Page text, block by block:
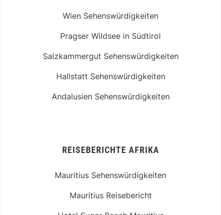
Wien Sehenswürdigkeiten
Pragser Wildsee in Südtirol
Salzkammergut Sehenswürdigkeiten
Hallstatt Sehenswürdigkeiten
Andalusien Sehenswürdigkeiten
REISEBERICHTE AFRIKA
Mauritius Sehenswürdigkeiten
Mauritius Reisebericht